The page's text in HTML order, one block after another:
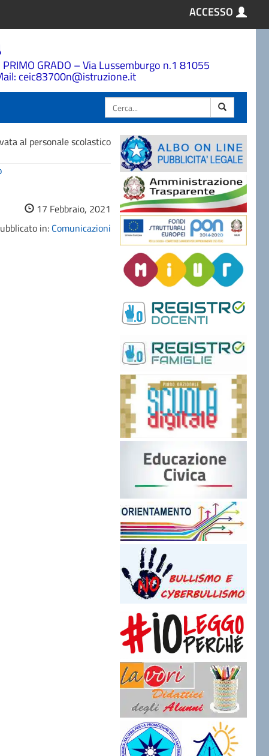
ACCESSO
PRIMO GRADO – Via Lussemburgo n.1 81055
ceic83700n@istruzione.it
Cerca
al personale scolastico
17 Febbraio, 2021
in: Comunicazioni